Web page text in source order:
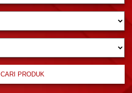
CARI PRODUK